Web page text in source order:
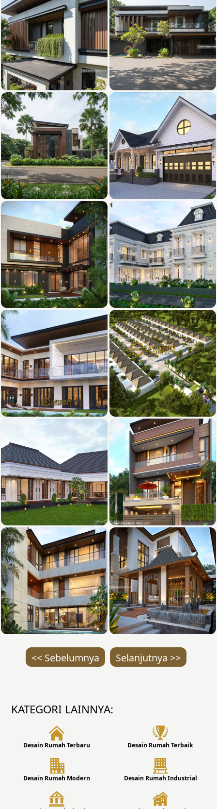
<< Sebelumnya Selanjutnya >>
KATEGORI LAINNYA:
Desain Rumah Terbaru Desain Rumah Terbaik
Desain Rumah Modern Desain Rumah Industrial